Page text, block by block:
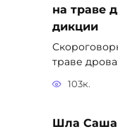
на траве
дикции
траве
103к.
Шла Саша